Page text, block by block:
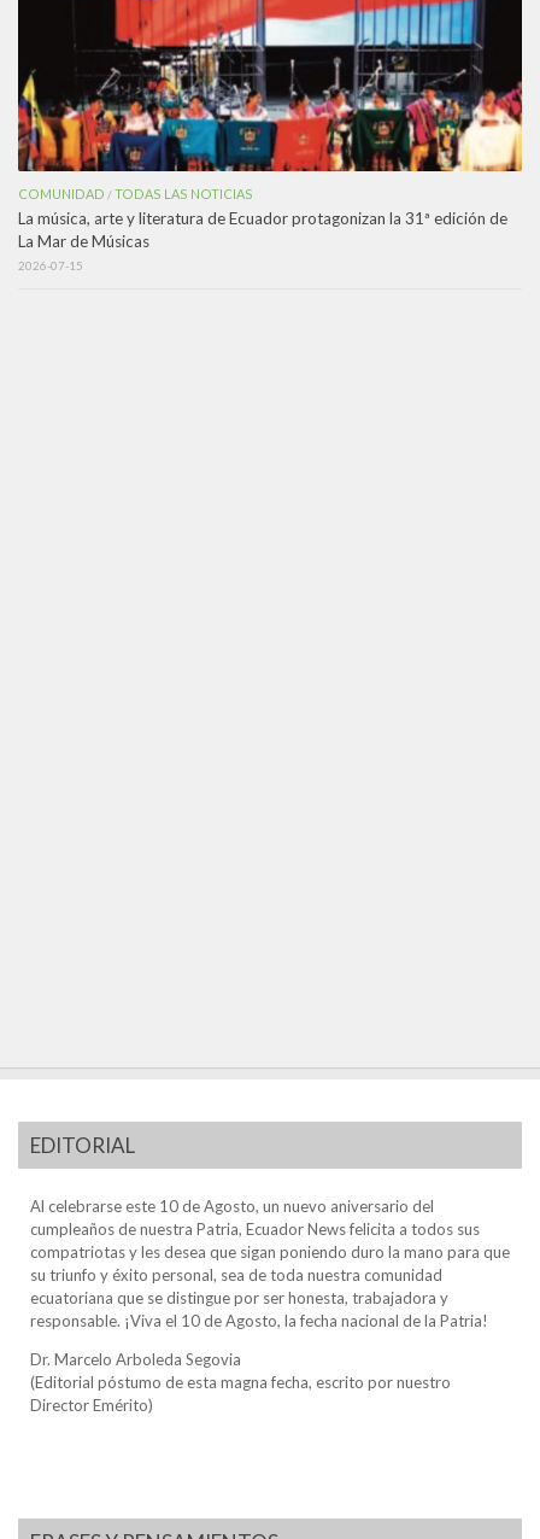
COMUNIDAD /TODAS LAS NOTICIAS
La música, arte y literatura de Ecuador protagonizan la 31ª edición de
La Mar de Músicas
2026-07-15
EDITORIAL
Al celebrarse este 10 de Agosto, un nuevo aniversario del
cumpleaños de nuestra Patria, Ecuador News felicita a todos sus
compatriotas y les desea que sigan poniendo duro la mano para que
su triunfo y éxito personal, sea de toda nuestra comunidad
ecuatoriana que se distingue por ser honesta, trabajadora y
responsable. ¡Viva el 10 de Agosto, la fecha nacional de la Patria!
Dr. Marcelo Arboleda Segovia
(Editorial póstumo de esta magna fecha, escrito por nuestro
Director Emérito)